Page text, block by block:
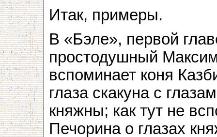
Итак, примеры.
В «Бэле», первой
простодушный
вспоминает коня
глаза скакуна с
княжны; как тут не
Печорина о глазах